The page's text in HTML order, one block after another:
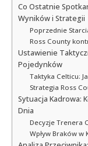
Co Ostatnie
Wyników i Strategii
Poprzednie
Ross County
Ustawienie
Pojedynków
Taktyka Celticu:
Strategia Ross
Sytuacja Kadrowa:
Dnia
Decyzje Trenera
Wpływ Braków w